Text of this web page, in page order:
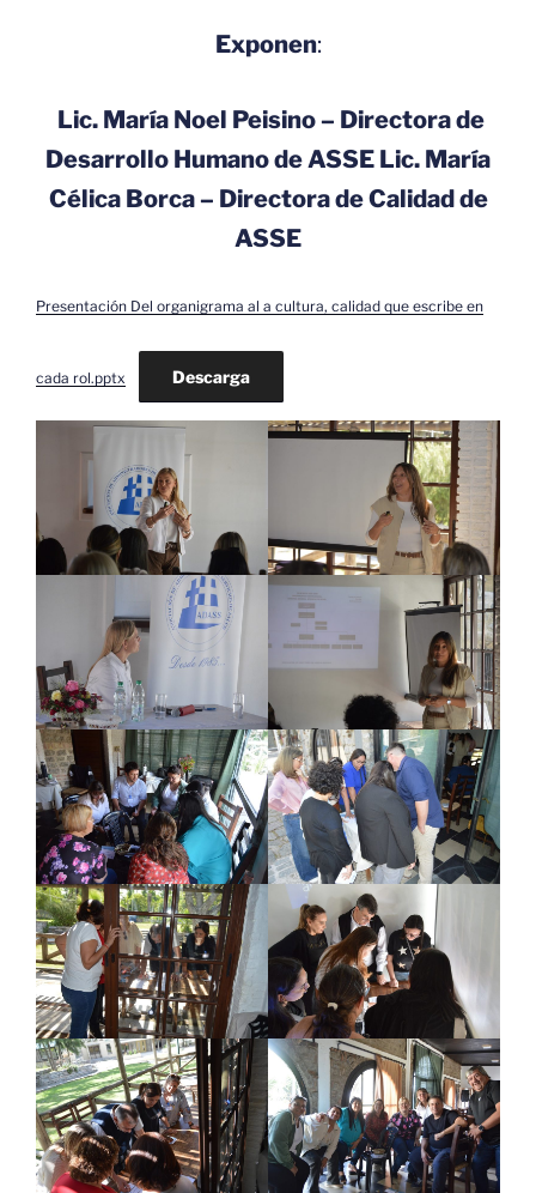
Exponen:
Lic. María Noel Peisino – Directora de
Desarrollo Humano de ASSE Lic. María
Célica Borca – Directora de Calidad de
ASSE
Presentación Del organigrama al a cultura, calidad que escribe en
cada rol.pptx Descarga